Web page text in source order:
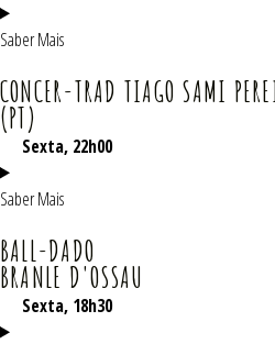
Saber Mais
CONCER-TRAD TIAGO SAMI
(PT)
Sexta, 22h00
Saber Mais
BALL-DADO
BRANLE D'OSSAU
Sexta, 18h30